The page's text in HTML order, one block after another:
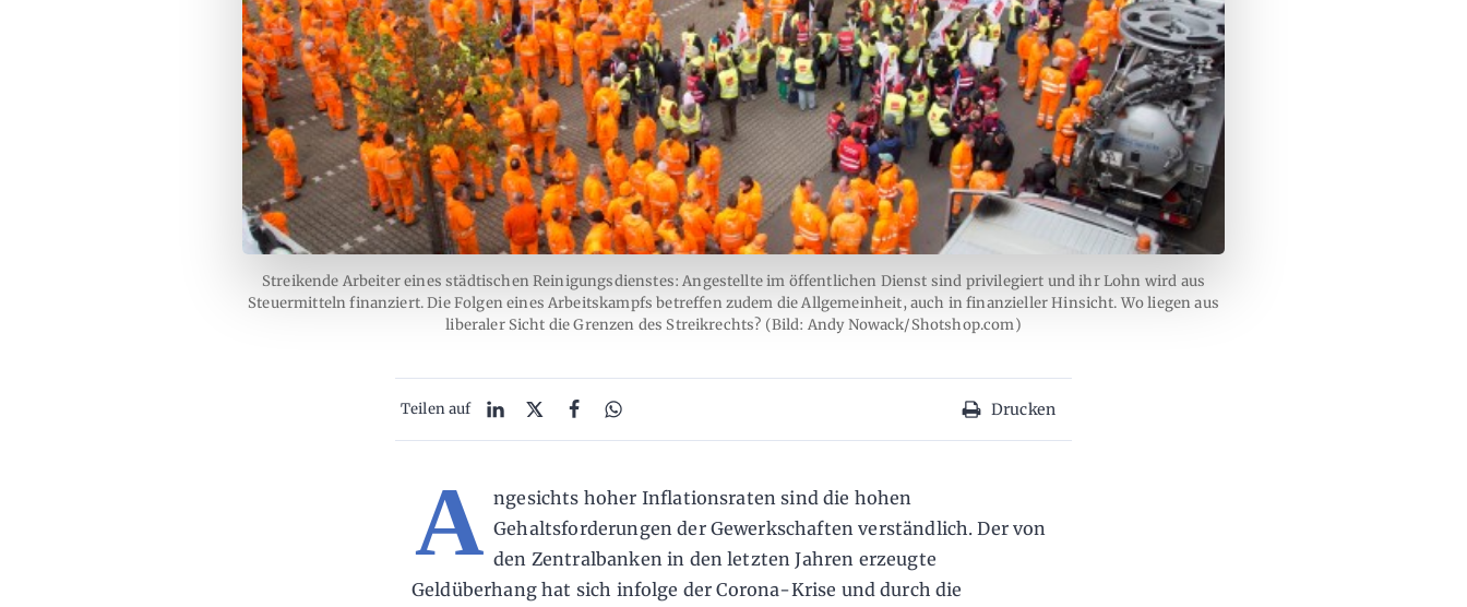
Streikende Arbeiter eines städtischen Reinigungsdienstes: Angestellte im öffentlichen Dienst sind privilegiert und ihr Lohn wird aus
Steuermitteln finanziert. Die Folgen eines Arbeitskampfs betreffen zudem die Allgemeinheit, auch in finanzieller Hinsicht. Wo liegen aus
liberaler Sicht die Grenzen des Streikrechts? (Bild: Andy Nowack/Shotshop.com)
Teilen auf Drucken
A ngesichts hoher Inflationsraten sind die hohen
Gehaltsforderungen der Gewerkschaften verständlich. Der von
den Zentralbanken in den letzten Jahren erzeugte
Geldüberhang hat sich infolge der Corona-Krise und durch die